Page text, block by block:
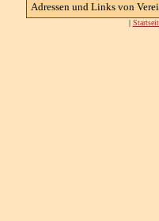
Adressen und Links von
|